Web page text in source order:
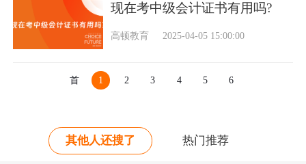
现在考中级会计证书有用吗?
高顿教育 2025-04-05 15:00:00
首
1 2 3 4 5 6
其他人还搜了 热门推荐